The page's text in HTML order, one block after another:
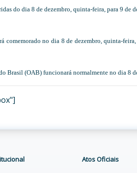
do dia 8 de dezembro, quinta-feira, para 9 de
comemorado no dia 8 de dezembro, quinta-
Brasil (OAB) funcionará normalmente no dia 8
Atos Oficiais